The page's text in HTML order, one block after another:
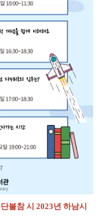
불참 시 2023년 하남시